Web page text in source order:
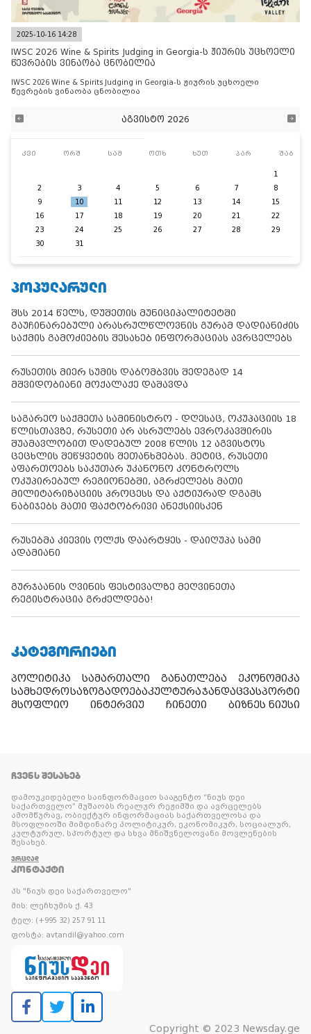
2025-10-16 14:28
IWSC 2026 Wine & Spirits Judging in Georgia-ს ჟიურის უცხოელი
წევრების ვინაობა ცნობილია
IWSC 2026 Wine & Spirits Judging in Georgia-ს ჟიურის უცხოელი
წევრების ვინაობა ცნობილია
აგვისტო 2026
კვი ორშ სამ ოთხ ხუთ პარ შაბ
1
2
3 4 5 6 7
8
9
10 11 12 13 14
15
16
17 18 19 20 21
22
23
24 25 26 27 28
29
30
31
ᲞᲝᲞᲣᲚᲐᲠᲣᲚᲘ
შსს 2014 წელს, დუშეთის მუნიციპალიტეტში
გაუჩინარებული არასრულწლოვნის გურამ დადიანიძის
საქმის გამოძიების შესახებ ინფორმაციას ავრცელებს
რუსეთის მიერ სუმის დაბომბვის შედეგად 14
მშვიდობიანი მოქალაქე დაშავდა
საგარეო საქმეთა სამინისტრო - დღესაც, ოკუპაციის 18
წლისთავზე, რუსეთი არ ასრულებს ევროკავშირის
შუამავლობით დადებულ 2008 წლის 12 აგვისტოს
ცეცხლის შეწყვეტის შეთანხმებას. მეტიც, რუსეთი
აფართოებს საკუთარ უკანონო კონტროლს
ოკუპირებულ რეგიონებში, აგრძელებს მათი
მილიტარიზაციის პროცესს და აქტიურად დგამს
ნაბიჯებს მათი ფაქტობრივი ანექსიისკენ
რუსებმა კიევის ოლქს დაარტყეს - დაიღუპა სამი
ადამიანი
გურჯაანის ღვინის ფესტივალზე მეღვინეთა
რეგისტრაცია გრძელდება!
ᲙᲐᲢᲔᲒᲝᲠᲘᲔᲑᲘ
პოლიტიკა სამართალი განათლება
ეკონომიკა
სამხედროსაზოგადოებაკულტურაჯანდაცვასპორტი
მსოფლიო
ინტერვიუ ჩინეთი ბიზნეს ნიუსი
ᲩᲕᲔᲜᲡ ᲨᲔᲡᲐᲮᲔᲑ
დამოუკიდებელი საინფორმაციო სააგენტო “ნიუს დეი
საქართველო” მუშაობს რეალურ რეჟიმში და ავრცელებს
ამომწურავ, ობიექტურ ინფორმაციას საქართველოსა და
მსოფლიოში მიმდინარე პოლიტიკურ, ეკონომიკურ, სოციალურ,
კულტურულ, სპორტულ და სხვა მნიშვნელოვანი მოვლენების
შესახებ.
ᲕᲠᲪᲚᲐᲓ
ᲙᲝᲜᲢᲐᲥᲢᲘ
პს "ნიუს დეი საქართველო"
მის: ლეჩხუმის ქ. 43
ტელ: (+995 32) 257 91 11
ფოსტა: avtandil@yahoo.com
Copyright © 2023 Newsday.ge